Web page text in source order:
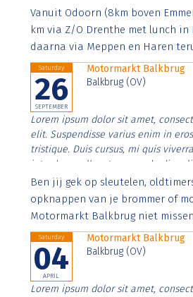
Aenean faucibus nibh et justo
imperdiet. Nunc ut sem vitae risus
Vanuit Odoorn (8km boven
km via Z/O Drenthe met lunch in
daarna via Meppen en Haren
Saturday
26
SEPTEMBER
Motormarkt Balkbrug
Balkbrug (OV)
Lorem ipsum dolor sit amet,
elit. Suspendisse varius enim in
tristique. Duis cursus, mi quis
interdum nulla, ut commodo diam
Aenean faucibus nibh et justo
imperdiet. Nunc ut sem vitae risus
Ben jij gek op sleutelen,
opknappen van je brommer of
Motormarkt Balkbrug niet
Saturday
04
APRIL
Motormarkt Balkbrug
Balkbrug (OV)
Lorem ipsum dolor sit amet,